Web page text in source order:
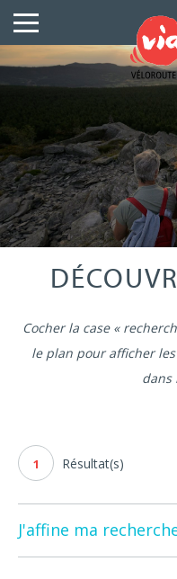
Cocher la case «
le plan pour afficher
dans
1 Résultat(s)
J'affine ma